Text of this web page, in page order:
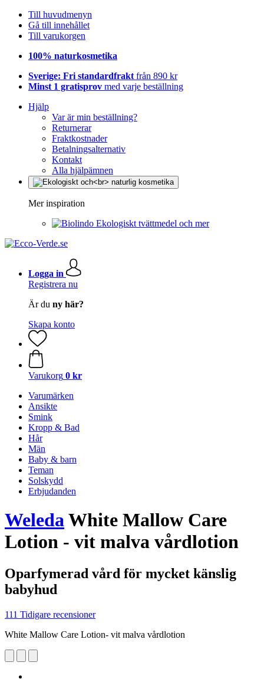
Till huvudmenyn
Gå till innehållet
Till varukorgen
100% naturkosmetika
Sverige: Fri standardfrakt från 890 kr
Minst 1 gratisprov med varje beställning
Hjälp
Var är min beställning?
Returnerar
Fraktkostnader
Betalningsalternativ
Kontakt
Alla hjälpämnen
Mer inspiration
Ekologiskt tvättmedel och mer
Logga in
Registrera nu
Är du ny här?
Skapa konto
Varukorg 0 kr
Varumärken
Ansikte
Smink
Kropp & Bad
Hår
Män
Baby & barn
Teman
Solskydd
Erbjudanden
WeledaWhite Mallow Care
Lotion - vit malva vårdlotion
Oparfymerad vård för mycket känslig
babyhud
111 Tidigare recensioner
White Mallow Care Lotion- vit malva vårdlotion